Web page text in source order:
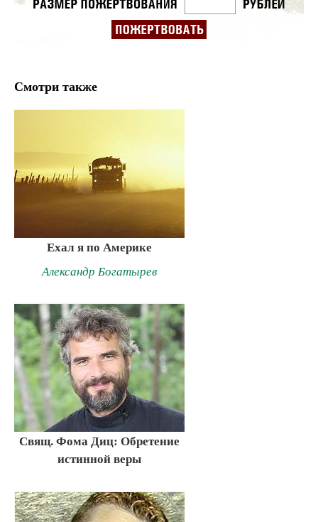
Смотри также
Ехал я по Америке
Александр Богатырев
Свящ. Фома Диц: Обретение
истинной веры